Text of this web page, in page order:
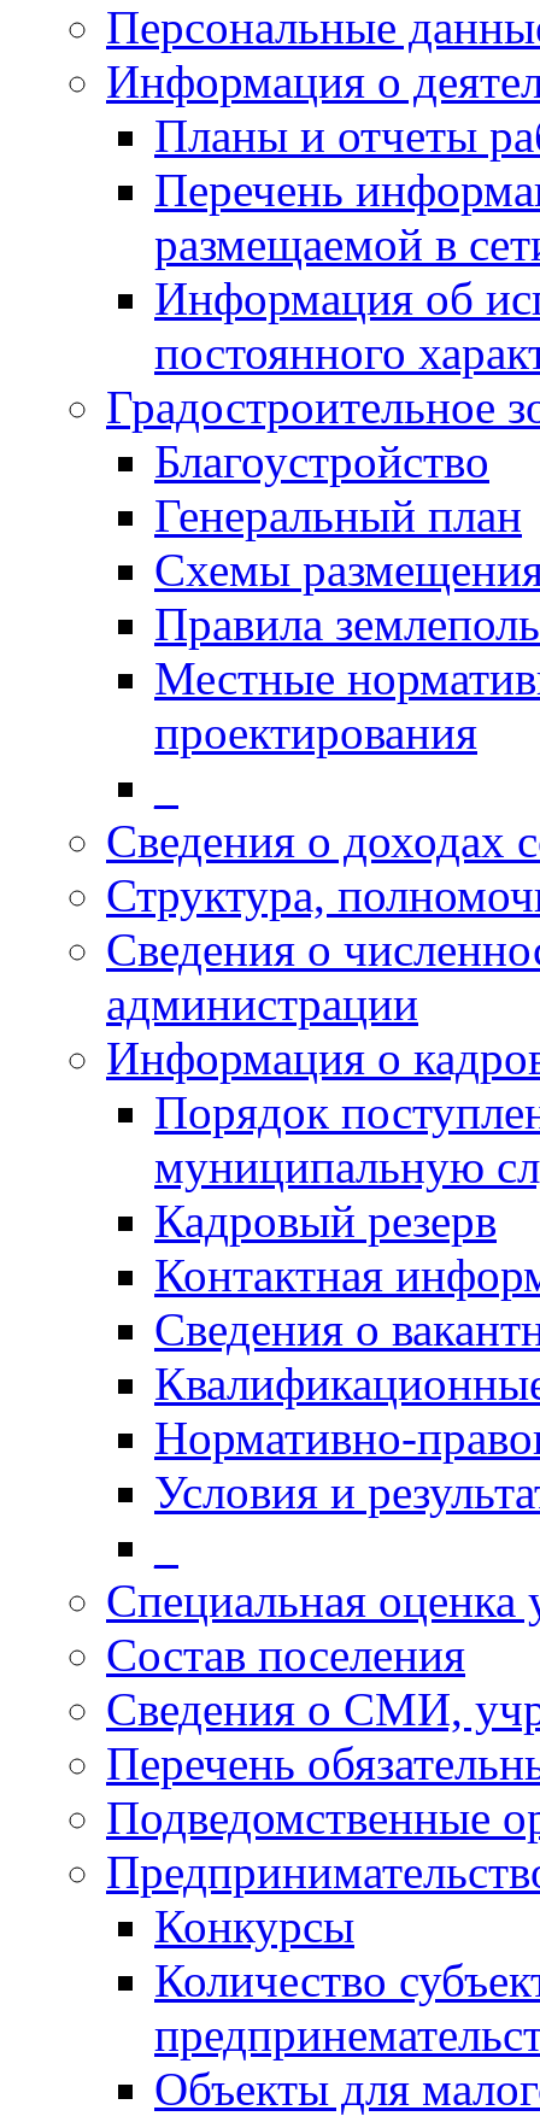
Персональные
Информация о
Планы и отчеты
Перечень
размещаемой в
Информация об
постоянного
Градостроительное
Благоустройство
Генеральный план
Схемы
Правила
Местные
проектирования
Сведения о доходах
Структура,
Сведения о
администрации
Информация о
Порядок
муниципальную
Кадровый резерв
Контактная
Сведения о
Нормативно-
Условия и
Специальная оценка
Состав поселения
Сведения о СМИ,
Перечень
Подведомственные
Конкурсы
Количество
Объекты для